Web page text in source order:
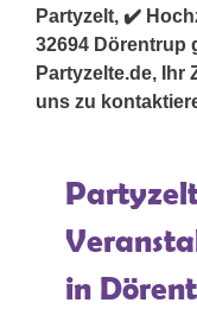
Partyzelt, ✔️
32694 Dörentrup
Partyzelte.de, Ihr
uns zu
in